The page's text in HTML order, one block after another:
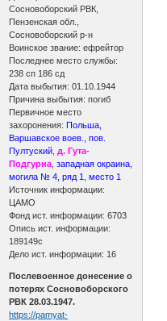
Сосновоборский РВК,
Пензенская обл.,
Сосновоборский р-н
Воинское звание: ефрейтор
Последнее место службы:
238 сп 186 сд
Дата выбытия: 01.10.1944
Причина выбытия: погиб
Первичное место
захоронения: Польша,
Варшавское воев., пов.
Пултуский д. Гута-
Подгурна ,западная окраина,
могила № 4, ряд 1, место 1
Источник информации:
ЦАМО
Фонд ист. информации: 6703
Опись ист. информации:
189149с
Дело ист. информации: 16
Послевоенное донесение о
потерях Сосновоборского
РВК 28.03.1947.
https://pamyat-